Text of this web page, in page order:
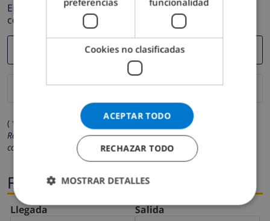
En caso de que su dirección de e-mail no funcione
correctamente.
( * Los campos marcados con un asterisco son obligatorios )
Respetamos su privacidad. Sus datos personales no serán
compartidos con ninguna otra persona o empresa.
Fechas
Llegada Salida
Cookies no clasificadas
ACEPTAR TODO
RECHAZAR TODO
MOSTRAR DETALLES